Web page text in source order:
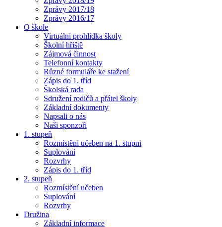
Zprávy 2017/18
Zprávy 2016/17
O škole
Virtuální prohlídka školy
Školní hřiště
Zájmová činnost
Telefonní kontakty
Různé formuláře ke stažení
Zápis do 1. tříd
Školská rada
Sdružení rodičů a přátel školy
Základní dokumenty
Napsali o nás
Naši sponzoři
1. stupeň
Rozmístění učeben na 1. stupni
Suplování
Rozvrhy
Zápis do 1. tříd
2. stupeň
Rozmístění učeben
Suplování
Rozvrhy
Družina
Základní informace